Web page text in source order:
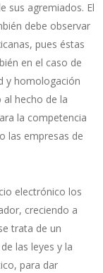
sus agremiados. El
debe observar
pues éstas
en el caso de
y homologación
hecho de la
la competencia
las empresas de
electrónico los
creciendo a
trata de un
las leyes y la
para dar